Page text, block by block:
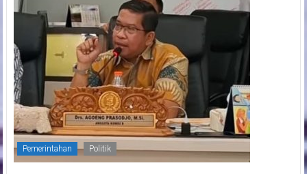
Pemerintahan Politik